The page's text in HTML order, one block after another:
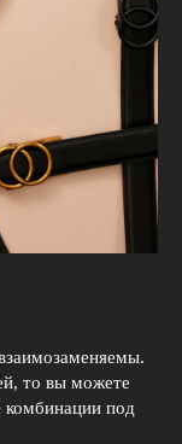
то вы можете
комбинации под